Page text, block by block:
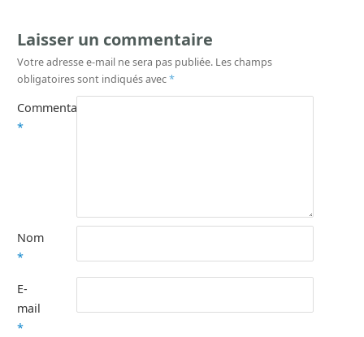
Laisser un commentaire
Votre adresse e-mail ne sera pas publiée. Les champs
obligatoires sont indiqués avec*
Commentaire
*
Nom
*
E-
mail
*